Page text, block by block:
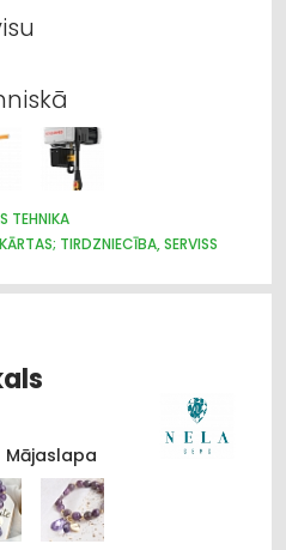
TEHNIKA
TIRDZNIECĪBA, SERVISS
Mājaslapa